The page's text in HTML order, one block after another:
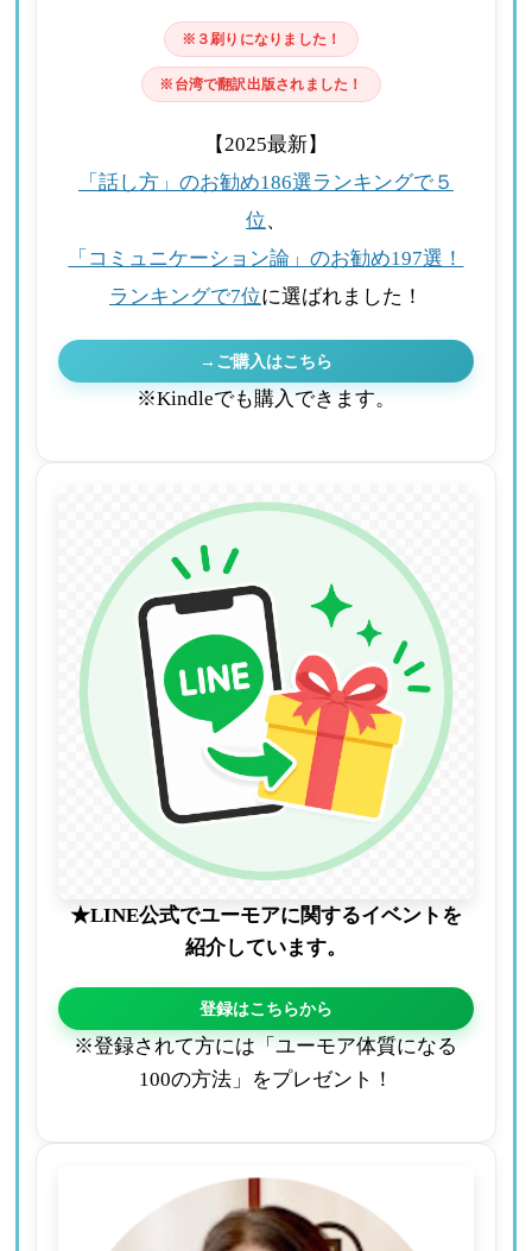
※３刷りになりました！
※台湾で翻訳出版されました！
【2025最新】
「話し方」のお勧め186選ランキングで５
位、
「コミュニケーション論」のお勧め197選！
ランキングで7位に選ばれました！
→ご購入はこちら
※Kindleでも購入できます。
★LINE公式でユーモアに関するイベントを
紹介しています。
登録はこちらから
※登録されて方には「ユーモア体質になる
100の方法」をプレゼント！